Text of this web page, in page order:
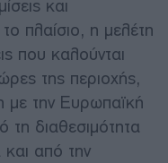
και
πλαίσιο, η μελέτη
που καλούνται
της περιοχής,
με την Ευρωπαϊκή
διαθεσιμότητα
από την